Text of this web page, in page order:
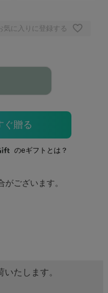
気に入りに登録する
のeギフトとは？
ございます。
たします。